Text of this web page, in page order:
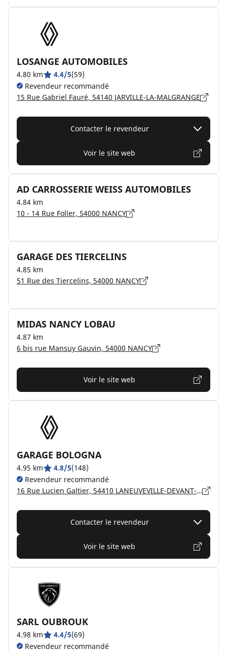
LOSANGE AUTOMOBILES
4.80 km 4.4/5(59)
Revendeur recommandé
15 Rue Gabriel Fauré, 54140 JARVILLE-LA-MALGRANGE
Contacter le revendeur
Voir le site web
AD CARROSSERIE WEISS AUTOMOBILES
4.84 km
10 - 14 Rue Foller, 54000 NANCY
GARAGE DES TIERCELINS
4.85 km
51 Rue des Tiercelins, 54000 NANCY
MIDAS NANCY LOBAU
4.87 km
6 bis rue Mansuy Gauvin, 54000 NANCY
Voir le site web
GARAGE BOLOGNA
4.95 km 4.8/5(148)
Revendeur recommandé
16 Rue Lucien Galtier, 54410 LANEUVEVILLE-DEVANT-NANCY
Contacter le revendeur
Voir le site web
SARL OUBROUK
4.98 km 4.4/5(69)
Revendeur recommandé